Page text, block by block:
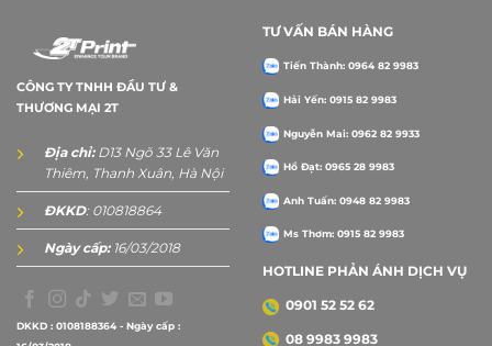
CÔNG TY TNHH ĐẦU TƯ &
THƯƠNG MẠI 2T
Địa chỉ:D13 Ngõ 33 Lê Văn
Thiêm, Thanh Xuân, Hà Nội
ĐKKD: 010818864
Ngày cấp:16/03/2018
DKKD : 0108188364 - Ngày cấp :
TƯ VẤN BÁN HÀNG
Tiến Thành: 0964 82 9983
Hải Yến: 0915 82 9983
Nguyễn Mai: 0962 82 9933
Hồ Đạt: 0965 28 9983
Anh Tuấn: 0948 82 9983
Ms Thơm: 0915 82 9983
HOTLINE PHẢN ÁNH DỊCH VỤ
0901 52 52 62
08 9983 9983